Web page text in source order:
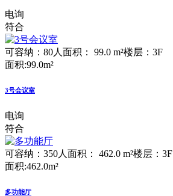
电询
符合
可容纳：80人 面积： 99.0 m²楼层：3F
面积:99.0m²
3号会议室
电询
符合
可容纳：350人 面积： 462.0 m²楼层：3F
面积:462.0m²
多功能厅